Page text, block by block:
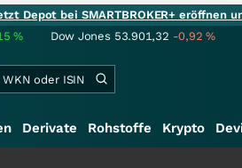
Depot bei SMARTBROKER+ eröffnen
% Dow Jones 53.901,32 -0,92%
Derivate Rohstoffe Krypto